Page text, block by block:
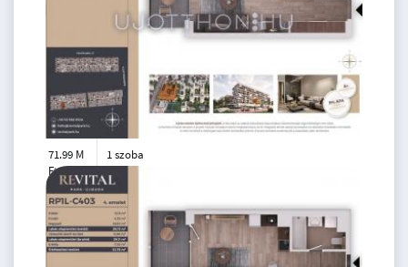
71.99 M
Ft
28 m2
1 szoba
7. emelet